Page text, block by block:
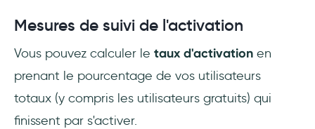
Mesures de suivi de l'activation
Vous pouvez calculer le taux d'activation en
prenant le pourcentage de vos utilisateurs
totaux (y compris les utilisateurs gratuits) qui
finissent par s'activer.